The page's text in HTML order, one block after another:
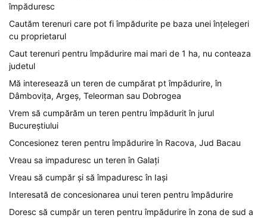
împăduresc
Cautăm terenuri care pot fi împădurite pe baza unei înțelegeri
cu proprietarul
Caut terenuri pentru împădurire mai mari de 1 ha, nu conteaza
judetul
Mă interesează un teren de cumpărat pt împădurire, în
Dâmbovița, Argeș, Teleorman sau Dobrogea
Vrem să cumpărăm un teren pentru împădurit în jurul
Bucureștiului
Concesionez teren pentru împădurire în Racova, Jud Bacau
Vreau sa impaduresc un teren în Galați
Vreau să cumpăr și să împaduresc în Iași
Interesată de concesionarea unui teren pentru împădurire
Doresc să cumpăr un teren pentru împădurire în zona de sud a